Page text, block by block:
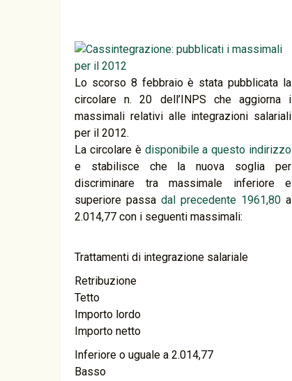
Lo scorso 8 febbraio è stata pubblicata la
circolare n. 20 dell’INPS che aggiorna i
massimali relativi alle integrazioni salariali
per il 2012.
La circolare è disponibile a questo indirizzo
e stabilisce che la nuova soglia per
discriminare tra massimale inferiore e
superiore passa dal precedente 1961,80 a
2.014,77 con i seguenti massimali:
Trattamenti di integrazione salariale
Retribuzione
Tetto
Importo lordo
Importo netto
Inferiore o uguale a 2.014,77
Basso